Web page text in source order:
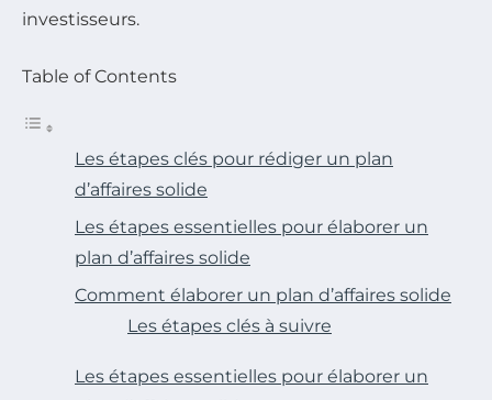
investisseurs.
Table of Contents
Les étapes clés pour rédiger un plan
d’affaires solide
Les étapes essentielles pour élaborer un
plan d’affaires solide
Comment élaborer un plan d’affaires solide
Les étapes clés à suivre
Les étapes essentielles pour élaborer un